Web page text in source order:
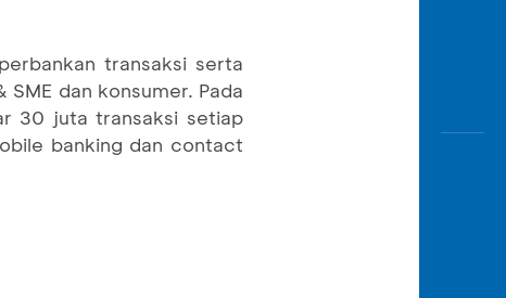
transaksi serta
dan konsumer. Pada
30 juta transaksi setiap
banking dan contact